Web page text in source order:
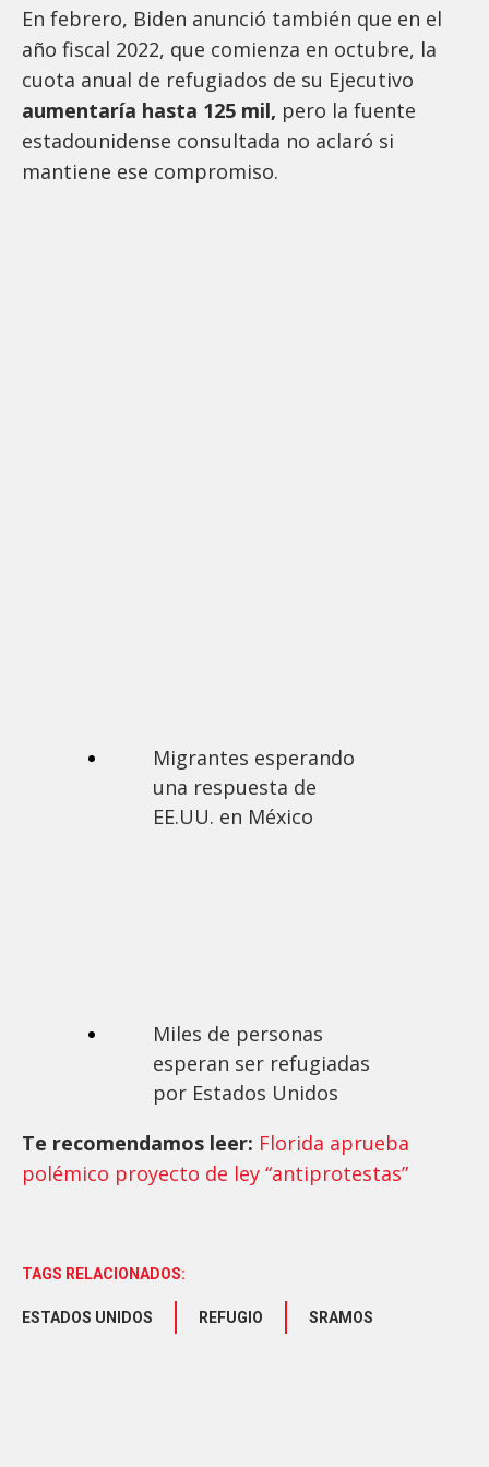
En febrero, Biden anunció también que en el
año fiscal 2022, que comienza en octubre, la
cuota anual de refugiados de su Ejecutivo
aumentaría hasta 125 mil, pero la fuente
estadounidense consultada no aclaró si
mantiene ese compromiso.
Migrantes esperando
una respuesta de
EE.UU. en México
Miles de personas
esperan ser refugiadas
por Estados Unidos
Te recomendamos leer: Florida aprueba
polémico proyecto de ley “antiprotestas”
TAGS RELACIONADOS:
ESTADOS UNIDOS REFUGIO SRAMOS